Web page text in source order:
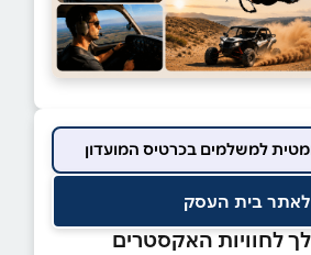
לאתר בית העסק